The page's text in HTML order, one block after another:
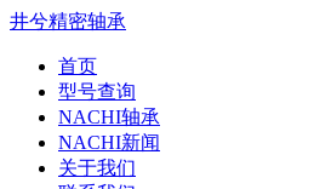
井兮精密轴承
首页
型号查询
NACHI轴承
NACHI新闻
关于我们